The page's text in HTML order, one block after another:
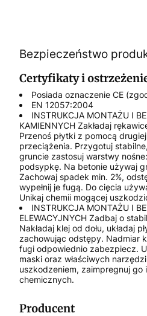
Bezpieczeństwo
Certyfikaty i
Posiada oznaczenie CE
EN 12057:2004
INSTRUKCJA MONTAŻU I
KAMIENNYCH Zakładaj
Przenoś płytki z pomocą
przeciążenia. Przygotuj
gruncie zastosuj warstwy
podsypkę. Na betonie używaj
Zachowaj spadek min. 2%,
wypełnij je fugą. Do cięcia
Unikaj chemii mogącej
INSTRUKCJA MONTAŻU I
ELEWACYJNYCH Zadbaj o
Nakładaj klej od dołu, układaj
zachowując odstępy. Nadmiar
fugi odpowiednio zabezpiecz.
maski oraz właściwych
uszkodzeniem, zaimpregnuj go
chemicznych.
Producent